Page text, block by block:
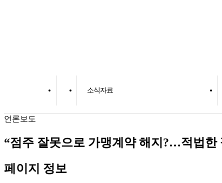
소식자료
언론보도
“점주 잘못으로 가맹계약 해지?…적법한
페이지 정보